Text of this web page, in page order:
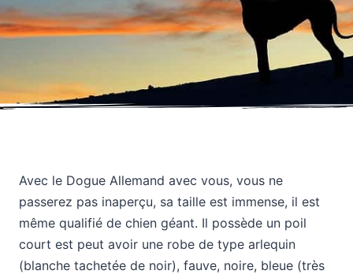
Avec le Dogue Allemand avec vous, vous ne
passerez pas inaperçu, sa taille est immense, il est
même qualifié de chien géant. Il possède un poil
court est peut avoir une robe de type arlequin
(blanche tachetée de noir), fauve, noire, bleue (très